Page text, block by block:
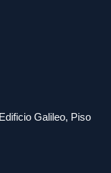
Galileo, Piso